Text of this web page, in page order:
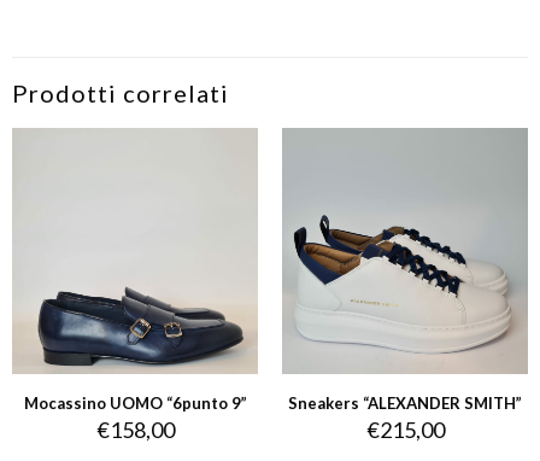
Prodotti correlati
Mocassino UOMO “6punto 9”
€158,00
Sneakers “ALEXANDER SMITH”
€215,00